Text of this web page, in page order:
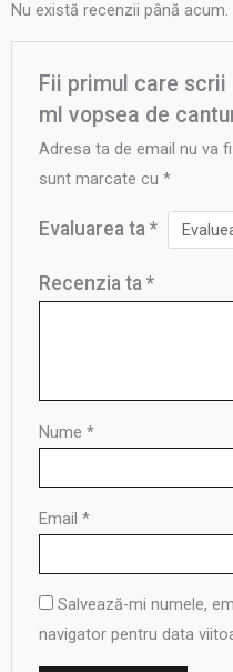
Nu există recenzii până acum.
Fii primul care scrii
ml vopsea de
Adresa ta de email nu va
sunt marcate cu*
Evaluarea ta*
Recenzia ta*
Nume*
Email*
Salvează-mi numele,
navigator pentru data